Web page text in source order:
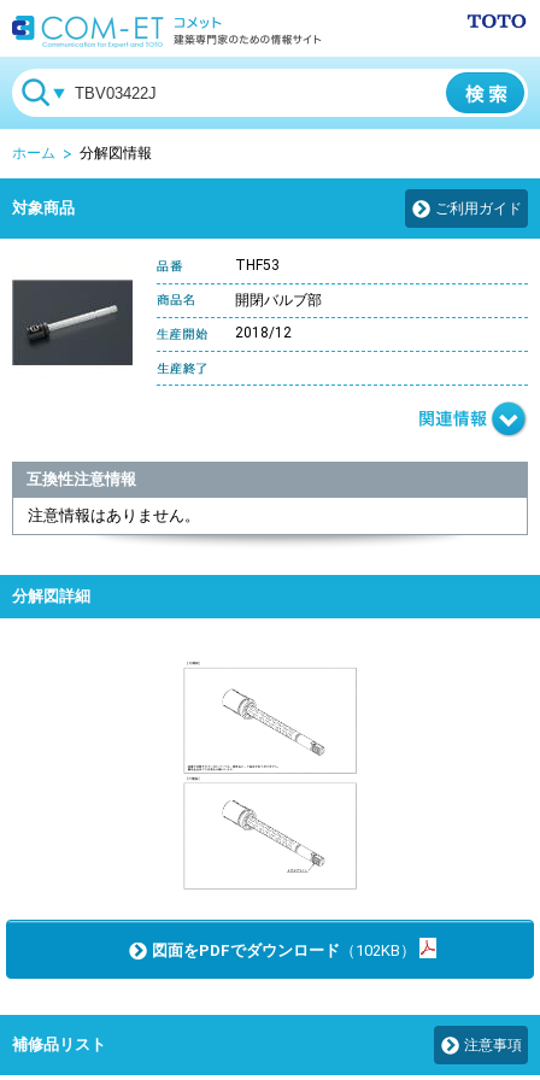
ホーム 分解図情報
対象商品 ご利用ガイド
THF53
開閉バルブ部
2018/12
互換性注意情報
注意情報はありません。
分解図詳細
図面をPDFでダウンロード （102KB）
補修品リスト 注意事項